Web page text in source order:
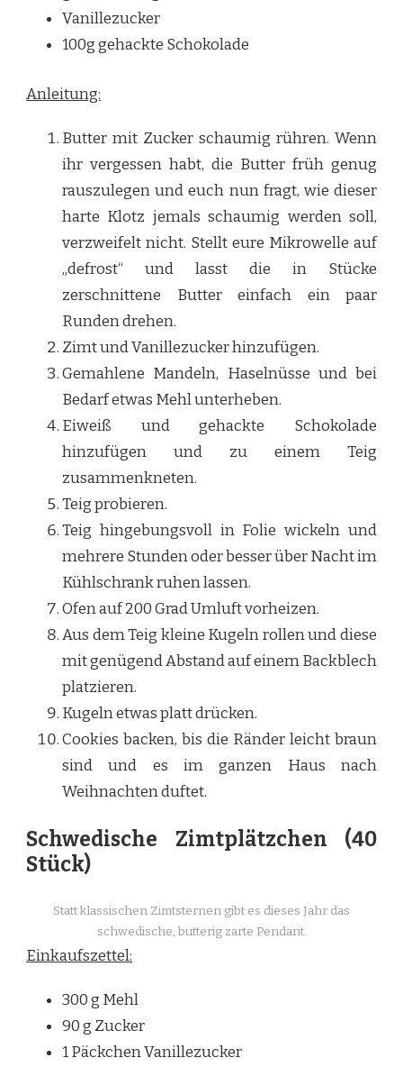
Vanillezucker
100g gehackte Schokolade
Anleitung:
Butter mit Zucker schaumig rühren. Wenn
ihr vergessen habt, die Butter früh genug
rauszulegen und euch nun fragt, wie dieser
harte Klotz jemals schaumig werden soll,
verzweifelt nicht. Stellt eure Mikrowelle auf
„defrost“ und lasst die in Stücke
zerschnittene Butter einfach ein paar
Runden drehen.
Zimt und Vanillezucker hinzufügen.
Gemahlene Mandeln, Haselnüsse und bei
Bedarf etwas Mehl unterheben.
Eiweiß und gehackte Schokolade
hinzufügen und zu einem Teig
zusammenkneten.
Teig probieren.
Teig hingebungsvoll in Folie wickeln und
mehrere Stunden oder besser über Nacht im
Kühlschrank ruhen lassen.
Ofen auf 200 Grad Umluft vorheizen.
Aus dem Teig kleine Kugeln rollen und diese
mit genügend Abstand auf einem Backblech
platzieren.
Kugeln etwas platt drücken.
Cookies backen, bis die Ränder leicht braun
sind und es im ganzen Haus nach
Weihnachten duftet.
Schwedische Zimtplätzchen (40
Stück)
Statt klassischen Zimtsternen gibt es dieses Jahr das
schwedische, butterig zarte Pendant.
Einkaufszettel:
300 g Mehl
90 g Zucker
1 Päckchen Vanillezucker